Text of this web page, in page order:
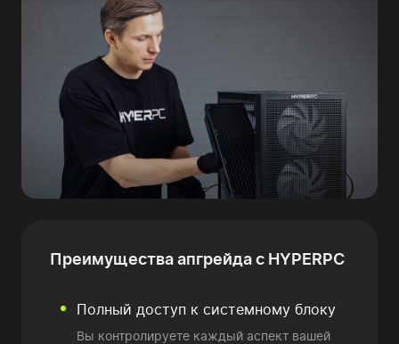
Преимуществаапгрейда с HYPERPC
Полный доступ к системному блоку
Вы контролируете каждый аспект вашей